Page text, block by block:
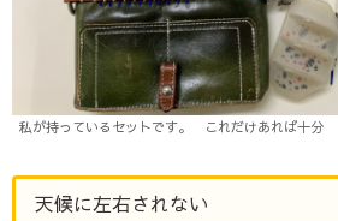
私が持っているセットです。 これだけあれば十分
天候に左右されない